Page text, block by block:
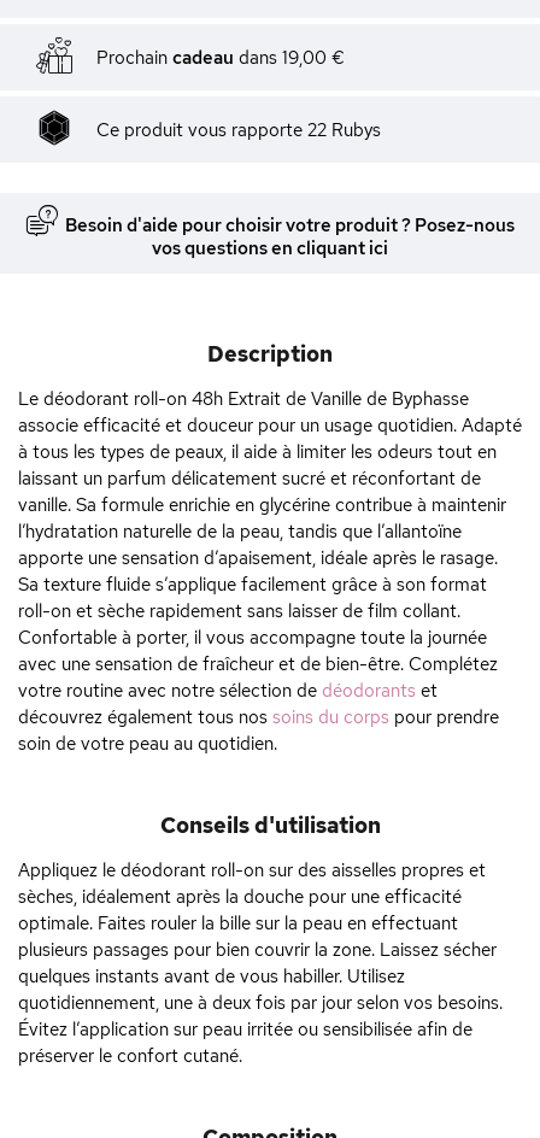
Prochain cadeau dans 19,00 €
Ce produit vous rapporte 22 Rubys
Besoin d'aide pour choisir votre produit ? Posez-nous
vos questions en cliquant ici
Description
Le déodorant roll-on 48h Extrait de Vanille de Byphasse
associe efficacité et douceur pour un usage quotidien. Adapté
à tous les types de peaux, il aide à limiter les odeurs tout en
laissant un parfum délicatement sucré et réconfortant de
vanille. Sa formule enrichie en glycérine contribue à maintenir
l’hydratation naturelle de la peau, tandis que l’allantoïne
apporte une sensation d’apaisement, idéale après le rasage.
Sa texture fluide s’applique facilement grâce à son format
roll-on et sèche rapidement sans laisser de film collant.
Confortable à porter, il vous accompagne toute la journée
avec une sensation de fraîcheur et de bien-être. Complétez
votre routine avec notre sélection de déodorants et
découvrez également tous nos soins du corps pour prendre
soin de votre peau au quotidien.
Conseils d'utilisation
Appliquez le déodorant roll-on sur des aisselles propres et
sèches, idéalement après la douche pour une efficacité
optimale. Faites rouler la bille sur la peau en effectuant
plusieurs passages pour bien couvrir la zone. Laissez sécher
quelques instants avant de vous habiller. Utilisez
quotidiennement, une à deux fois par jour selon vos besoins.
Évitez l’application sur peau irritée ou sensibilisée afin de
préserver le confort cutané.